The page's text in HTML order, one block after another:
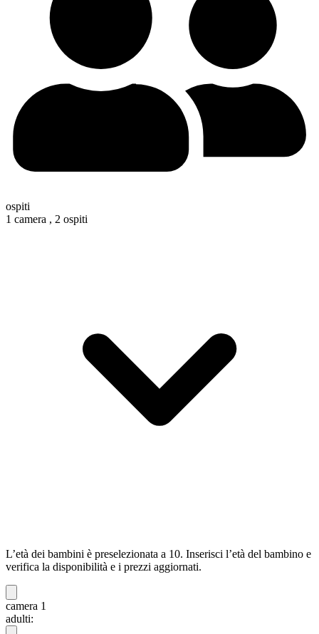
ospiti
1 camera , 2 ospiti
L’età dei bambini è preselezionata a 10. Inserisci l’età del bambino e
verifica la disponibilità e i prezzi aggiornati.
camera 1
adulti: